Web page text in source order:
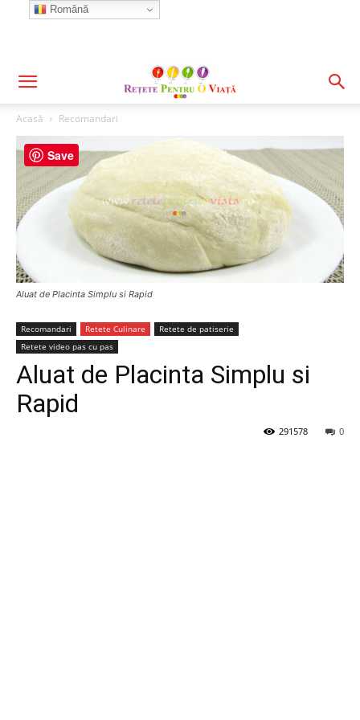
Acasă Recomandari
Aluat de Placinta Simplu si Rapid
Recomandari Retete Culinare
Retete de patiserie
Retete video pas cu pas
Aluat de Placinta Simplu si
Rapid
0
291578
Română
Save